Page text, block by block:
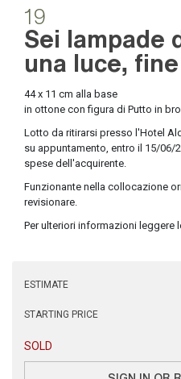
19
Sei lampade
una luce,
44 x 11 cm alla base
in ottone con figura di Putto in
Lotto da ritirarsi presso l'Hotel
su appuntamento, entro il 15/06/
spese dell'acquirente.
Funzionante nella collocazione
revisionare.
Per ulteriori informazioni leggere
ESTIMATE
STARTING PRICE
SOLD